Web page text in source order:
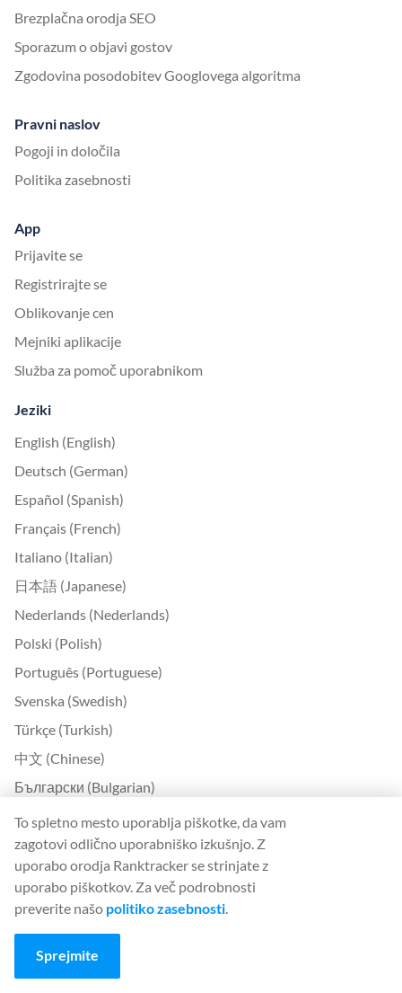
Brezplačna orodja SEO
Sporazum o objavi gostov
Zgodovina posodobitev Googlovega algoritma
Pravni naslov
Pogoji in določila
Politika zasebnosti
App
Prijavite se
Registrirajte se
Oblikovanje cen
Mejniki aplikacije
Služba za pomoč uporabnikom
Jeziki
English (English)
Deutsch (German)
Español (Spanish)
Français (French)
Italiano (Italian)
日本語 (Japanese)
Nederlands (Nederlands)
Polski (Polish)
Português (Portuguese)
Svenska (Swedish)
Türkçe (Turkish)
中文 (Chinese)
Български (Bulgarian)
Čeština (Czech)
Dansk (Danish)
Ελληνικά (Greek)
Eesti (Estonian)
Suomi (Finnish)
Magyar (Hungarian)
To spletno mesto uporablja piškotke, da vam
zagotovi odlično uporabniško izkušnjo. Z
uporabo orodja Ranktracker se strinjate z
uporabo piškotkov. Za več podrobnosti
preverite našo politiko zasebnosti.
Sprejmite